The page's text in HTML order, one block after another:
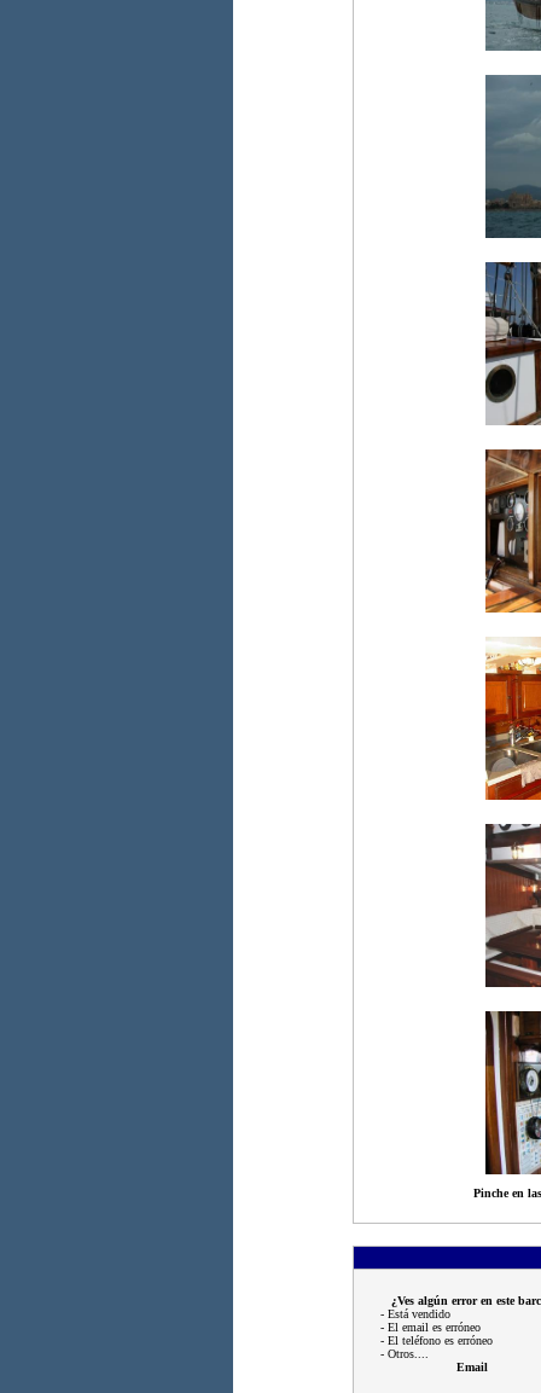
Pinche en
¿Ves algún error en este
- Está vendido
- El email es erróneo
- El teléfono es erróneo
- Otros....
Email